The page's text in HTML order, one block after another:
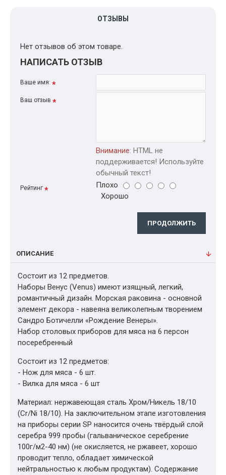
ОТЗЫВЫ
Нет отзывов об этом товаре.
НАПИСАТЬ ОТЗЫВ
Ваше имя:
Ваш отзыв
Внимание: HTML не
поддерживается! Используйте
обычный текст!
Рейтинг
Плохо
Хорошо
ПРОДОЛЖИТЬ
ОПИСАНИЕ
Состоит из 12 предметов.
Наборы Венус (Venus) имеют изящный, легкий,
романтичный дизайн. Морская раковина - основной
элемент декора - навеяна великолепным творением
Сандро Ботичелли «Рождение Венеры».
Набор столовых приборов для мяса на 6 персон
посеребренный
Состоит из 12 предметов:
- Нож для мяса - 6 шт.
- Вилка для мяса - 6 шт
Материал: нержавеющая сталь Хром/Никель 18/10
(Cr/Ni 18/10). На заключительном этапе изготовления
на приборы серии SP наносится очень твёрдый слой
серебра 999 пробы (гальваническое серебрение
100г/м2-40 нм) (не окисляется, не ржавеет, хорошо
проводит тепло, обладает химической
нейтральностью к любым продуктам). Содержание